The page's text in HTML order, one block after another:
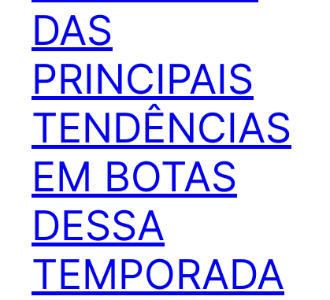
DAS
PRINCIPAIS
TENDÊNCIAS
EM BOTAS
DESSA
TEMPORADA